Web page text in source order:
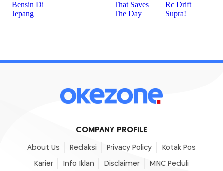
COMPANY PROFILE
About Us Redaksi Privacy Policy Kotak Pos
Karier Info Iklan Disclaimer MNC Peduli